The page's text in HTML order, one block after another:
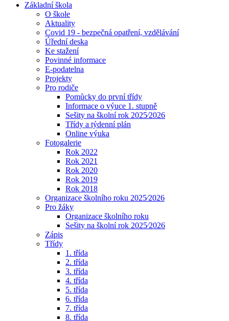
Základní škola
O škole
Aktuality
Covid 19 - bezpečná opatření, vzdělávání
Úřední deska
Ke stažení
Povinné informace
E-podatelna
Projekty
Pro rodiče
Pomůcky do první třídy
Informace o výuce 1. stupně
Sešity na školní rok 2025⁄2026
Třídy a týdenní plán
Online výuka
Fotogalerie
Rok 2022
Rok 2021
Rok 2020
Rok 2019
Rok 2018
Organizace školního roku 2025⁄2026
Pro žáky
Organizace školního roku
Sešity na školní rok 2025⁄2026
Zápis
Třídy
1. třída
2. třída
3. třída
4. třída
5. třída
6. třída
7. třída
8. třída